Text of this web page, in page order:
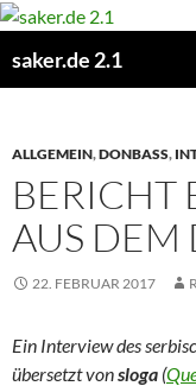
Zum
springen
saker.de 2.1
ALLGEMEIN,DONBASS,
BERICHT
AUS DEM
22. FEBRUAR 2017
Ein Interview des
übersetzt vonsloga (